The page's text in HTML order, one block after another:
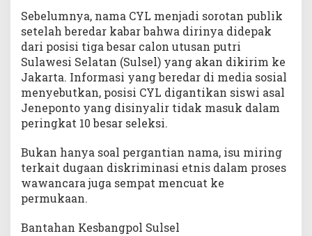
Sebelumnya, nama CYL menjadi sorotan publik
setelah beredar kabar bahwa dirinya didepak
dari posisi tiga besar calon utusan putri
Sulawesi Selatan (Sulsel) yang akan dikirim ke
Jakarta. Informasi yang beredar di media sosial
menyebutkan, posisi CYL digantikan siswi asal
Jeneponto yang disinyalir tidak masuk dalam
peringkat 10 besar seleksi.
Bukan hanya soal pergantian nama, isu miring
terkait dugaan diskriminasi etnis dalam proses
wawancara juga sempat mencuat ke
permukaan.
Bantahan Kesbangpol Sulsel